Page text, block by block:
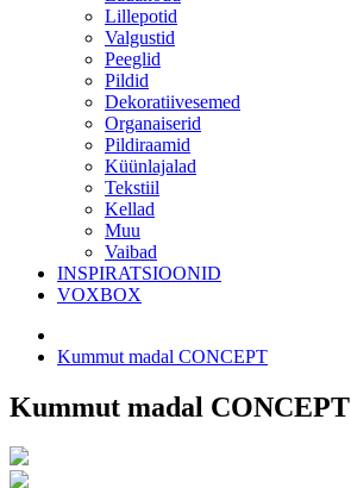
Lillepotid
Valgustid
Peeglid
Pildid
Dekoratiivesemed
Organaiserid
Pildiraamid
Küünlajalad
Tekstiil
Kellad
Muu
Vaibad
INSPIRATSIOONID
VOXBOX
Kummut madal CONCEPT
Kummut madal CONCEPT